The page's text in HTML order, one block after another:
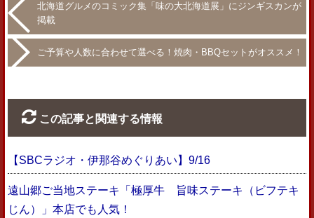
北海道グルメのコミック集「味の大北海道展」にジンギスカンが
掲載
ご予算や人数に合わせて選べる！焼肉・BBQセットがオススメ！
この記事と関連する情報
【SBCラジオ・伊那谷めぐりあい】9/16
遠山郷ご当地ステーキ「極厚牛 旨味ステーキ（ビフテキ
じん）」本店でも人気！